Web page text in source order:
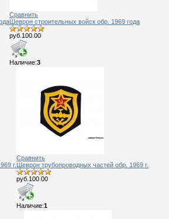
Сравнить
Шеврон строительных войск обр. 1969 года
руб.100.00
Наличие:3
г.
Сравнить
Шеврон трубопроводных частей обр. 1969 г.
руб.100.00
Наличие:1